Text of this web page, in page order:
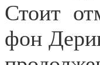
Стоит
фон